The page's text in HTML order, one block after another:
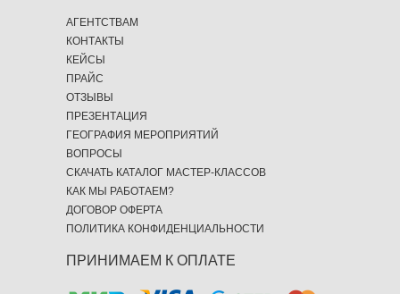
ПРИНИМАЕМ К ОПЛАТЕ
АГЕНТСТВАМ
КОНТАКТЫ
КЕЙСЫ
ПРАЙС
ОТЗЫВЫ
ПРЕЗЕНТАЦИЯ
ГЕОГРАФИЯ МЕРОПРИЯТИЙ
ВОПРОСЫ
СКАЧАТЬ КАТАЛОГ МАСТЕР-КЛАССОВ
КАК МЫ РАБОТАЕМ?
ДОГОВОР ОФЕРТА
ПОЛИТИКА КОНФИДЕНЦИАЛЬНОСТИ